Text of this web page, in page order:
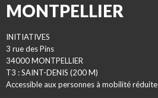
MONTPELLIER
INITIATIVES
3 rue des Pins
34000 MONTPELLIER
T3 : SAINT-DENIS (200 M)
Accessible aux personnes à mobilité réduite